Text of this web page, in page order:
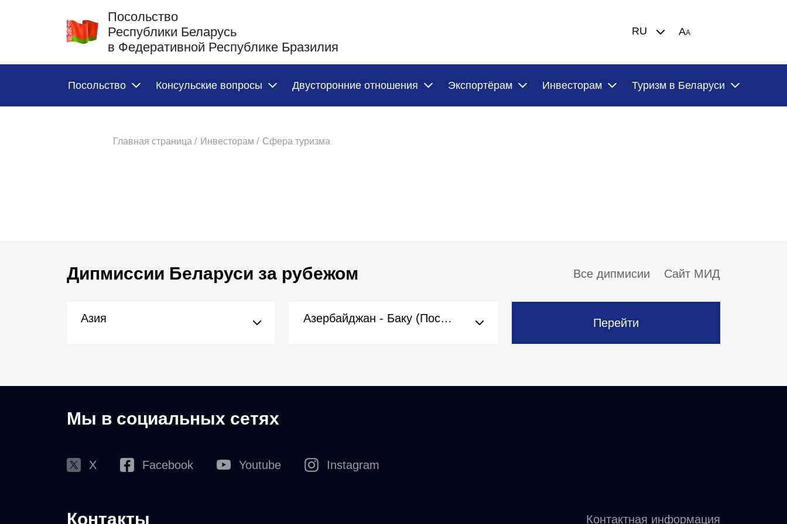
Посольство
Республики Беларусь
в Федеративной Республике Бразилия
RU AA
Посольство Консульские вопросы Двусторонние отношения Экспортёрам Инвесторам Туризм в Беларуси
Главная страница / Инвесторам / Сфера туризма
Дипмиссии Беларуси за рубежом Все дипмисии Сайт МИД
Азия Азербайджан - Баку (Посольство) Перейти
Мы в социальных сетях
X Facebook Youtube Instagram
Контакты Контактная информация